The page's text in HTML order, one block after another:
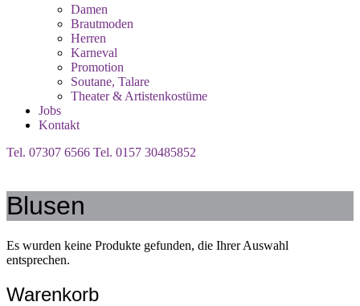
Damen
Brautmoden
Herren
Karneval
Promotion
Soutane, Talare
Theater & Artistenkostüme
Jobs
Kontakt
Tel. 07307 6566 Tel. 0157 30485852
Blusen
Es wurden keine Produkte gefunden, die Ihrer Auswahl
entsprechen.
Warenkorb